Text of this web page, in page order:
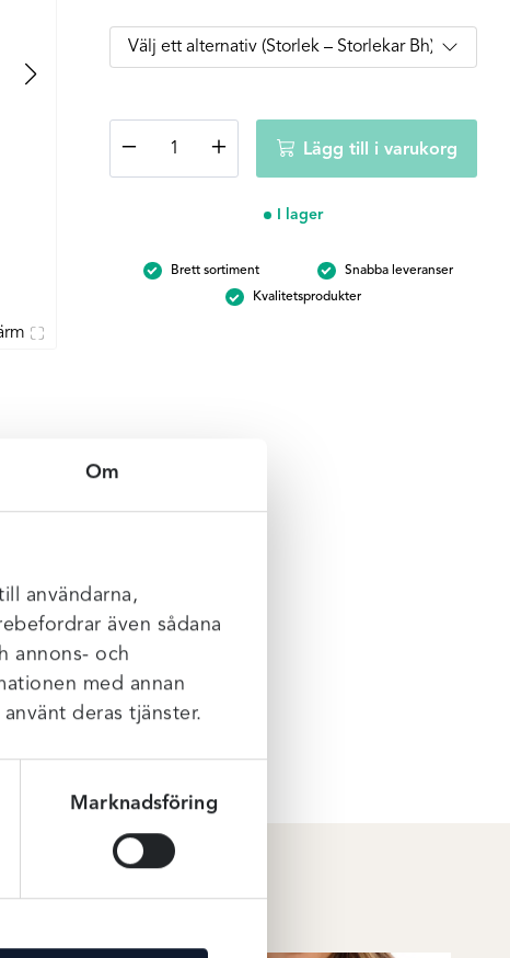
Om
användarna,
även sådana
annons- och
med annan
deras tjänster.
Marknadsföring
−
baddräkt
+ Lägg till i varukorg
I lager
Brett sortiment Snabba leveranser
Kvalitetsprodukter